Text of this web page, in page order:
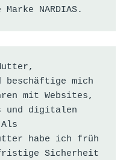
NARDIAS.
beschäftige mich
mit Websites,
und digitalen
habe ich früh
Sicherheit